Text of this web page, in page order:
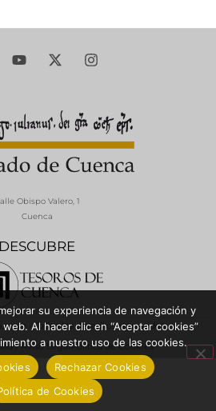
DESCUBRE
Obispo Valero, 1
Cuenca
- Todos los derechos reservados
/ Aviso LegalPolítica de Cookies
su experiencia de navegación y
Al hacer clic en “Aceptar cookies”
a nuestro uso de las cookies.
Rechazar Cookies
de Cookies